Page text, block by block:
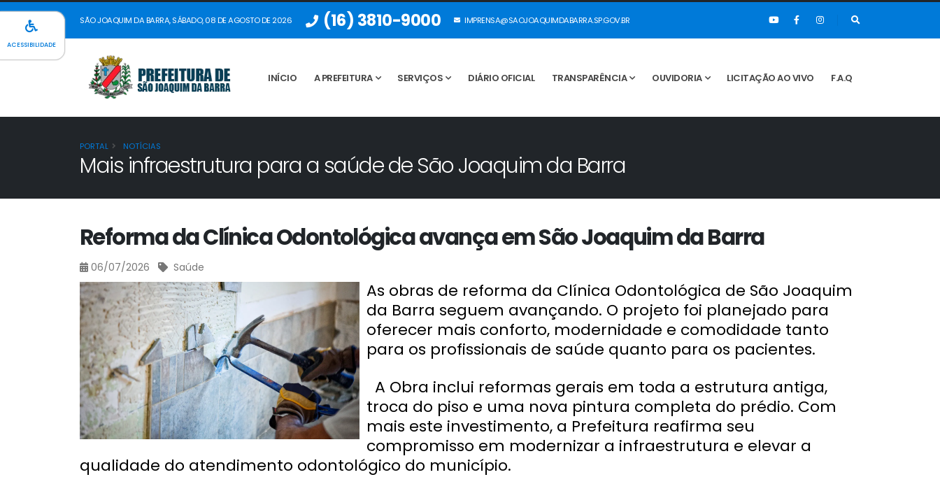
SÃO JOAQUIM DA BARRA, SÁBADO, 08 DE AGOSTO DE 2026 (16) 3810-9000 IMPRENSA@SAOJOAQUIMDABARRA.SP.GOV.BR
INÍCIO A PREFEITURA SERVIÇOS DIÁRIO OFICIAL TRANSPARÊNCIA OUVIDORIA LICITAÇÃO AO VIVO F.A.Q
PORTAL NOTÍCIAS
Mais infraestrutura para a saúde de São Joaquim da Barra
Reforma da Clínica Odontológica avança em São Joaquim da Barra
06/07/2026 Saúde
As obras de reforma da Clínica Odontológica de São Joaquim
da Barra seguem avançando. O projeto foi planejado para
oferecer mais conforto, modernidade e comodidade tanto
para os profissionais de saúde quanto para os pacientes.
A Obra inclui reformas gerais em toda a estrutura antiga,
troca do piso e uma nova pintura completa do prédio. Com
mais este investimento, a Prefeitura reafirma seu
compromisso em modernizar a infraestrutura e elevar a
qualidade do atendimento odontológico do município.
ACESSIBILIDADE